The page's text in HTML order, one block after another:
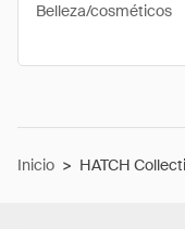
Belleza/cosméticos
Inicio > HATCH